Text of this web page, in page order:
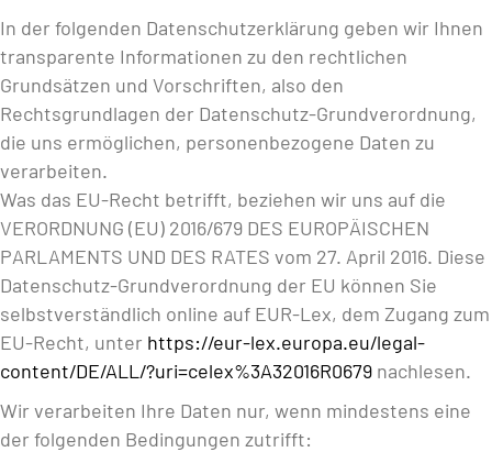
In der folgenden Datenschutzerklärung geben wir Ihnen
transparente Informationen zu den rechtlichen
Grundsätzen und Vorschriften, also den
Rechtsgrundlagen der Datenschutz-Grundverordnung,
die uns ermöglichen, personenbezogene Daten zu
verarbeiten.
Was das EU-Recht betrifft, beziehen wir uns auf die
VERORDNUNG (EU) 2016/679 DES EUROPÄISCHEN
PARLAMENTS UND DES RATES vom 27. April 2016. Diese
Datenschutz-Grundverordnung der EU können Sie
selbstverständlich online auf EUR-Lex, dem Zugang zum
EU-Recht, unter https://eur-lex.europa.eu/legal-
content/DE/ALL/?uri=celex%3A32016R0679 nachlesen.
Wir verarbeiten Ihre Daten nur, wenn mindestens eine
der folgenden Bedingungen zutrifft: